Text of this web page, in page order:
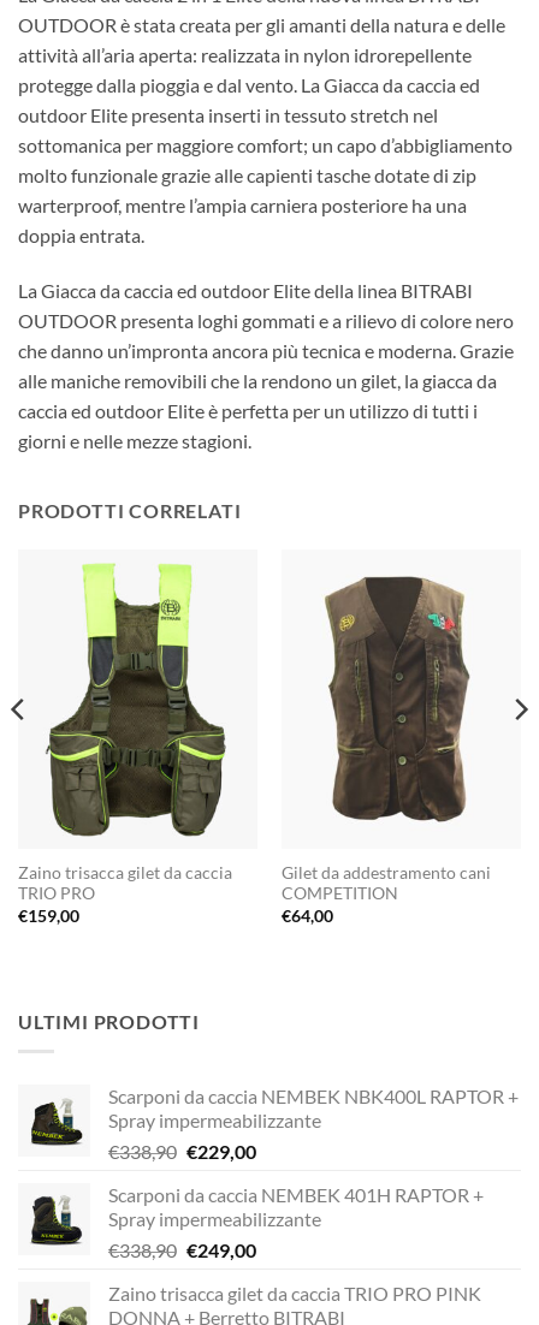
OUTDOOR è stata creata per gli amanti della natura e delle
attività all’aria aperta: realizzata in nylon idrorepellente
protegge dalla pioggia e dal vento. La Giacca da caccia ed
outdoor Elite presenta inserti in tessuto stretch nel
sottomanica per maggiore comfort; un capo d’abbigliamento
molto funzionale grazie alle capienti tasche dotate di zip
warterproof, mentre l’ampia carniera posteriore ha una
doppia entrata.
La Giacca da caccia ed outdoor Elite della linea BITRABI
OUTDOOR presenta loghi gommati e a rilievo di colore nero
che danno un’impronta ancora più tecnica e moderna. Grazie
alle maniche removibili che la rendono un gilet, la giacca da
caccia ed outdoor Elite è perfetta per un utilizzo di tutti i
giorni e nelle mezze stagioni.
PRODOTTI CORRELATI
Zaino trisacca gilet da caccia
TRIO PRO
€159,00
Gilet da addestramento cani
COMPETITION
€64,00
ULTIMI PRODOTTI
Scarponi da caccia NEMBEK NBK400L RAPTOR +
Spray impermeabilizzante
€338,90 Il
originale
era:
€338,90.
€229,00Il
attuale
è:
€229,00.
Scarponi da caccia NEMBEK 401H RAPTOR +
Spray impermeabilizzante
€338,90 Il
originale
€249,00Il
attuale
Zaino trisacca gilet da caccia TRIO PRO PINK
DONNA + Berretto BITRABI